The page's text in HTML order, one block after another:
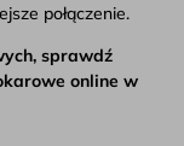
połączenie.
sprawdź
online w